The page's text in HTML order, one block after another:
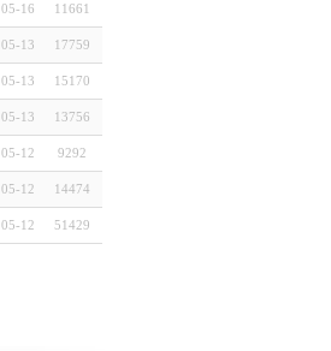
05-16 11661
05-13 17759
05-13 15170
05-13 13756
05-12 9292
05-12 14474
05-12 51429